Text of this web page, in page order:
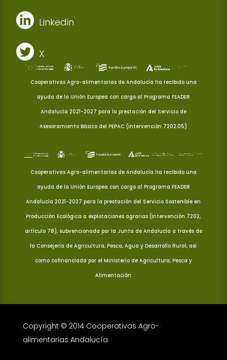
Linkedin
X
Cooperativas Agro-alimentarias de Andalucía ha recibido una
ayuda de la Unión Europea con cargo al Programa FEADER
Andalucía 2021-2027 para la prestación del Servicio de
Asesoramiento Básico del PEPAC (Intervención 7202.05)
Cooperativas Agro-alimentarias de Andalucía ha recibido una
ayuda de la Unión Europea con cargo al Programa FEADER
Andalucía 2021-2027 para la prestación del Servicio Sostenible en
Producción Ecológica a explotaciones agrarias (Intervención 7202,
artículo 78), subvencionada por la Junta de Andalucía a través de
la Consejería de Agricultura, Pesca, Agua y Desarrollo Rural, así
como cofinanciada por el Ministerio de Agricultura, Pesca y
Alimentación
Copyright © 2014 Cooperativas Agro-
alimentarias Andalucía